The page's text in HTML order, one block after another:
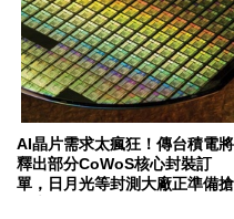
AI晶片需求太瘋狂！傳台積電將
釋出部分CoWoS核心封裝訂
單，日月光等封測大廠正準備搶